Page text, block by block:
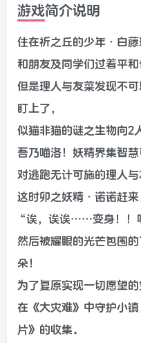
游戏简介说明
住在祈之丘的少年·白藤
和朋友及同学们过着平和
但是理人与友菜发现不
盯上了，
似猫非猫的谜之生物向2
吾乃喵洛！妖精界集智慧
对逃跑无计可施的理人
这时卯之妖精·诺诺赶来
“诶，诶诶……变身！！
然后被耀眼的光芒包围
朵！
为了复原实现一切愿望的
在《大灾难》中守护小
片》的收集。